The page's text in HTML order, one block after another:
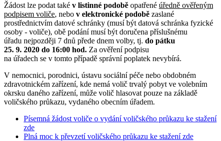
Žádost lze podat také v listinné podobě opatřené úředně ověřeným
podpisem voliče, nebo v elektronické podobě zaslané
prostřednictvím datové schránky (musí být datová schránka fyzické
osoby - voliče), obě podání musí být doručena příslušnému
úřadu nejpozději 7 dnů přede dnem volby, tj. do pátku
25. 9. 2020 do 16:00 hod. Za ověření podpisu
na úřadech se v tomto případě správní poplatek nevybírá.
V nemocnici, porodnici, ústavu sociální péče nebo obdobném
zdravotnickém zařízení, kde nemá volič trvalý pobyt ve volebním
okrsku daného zařízení, může volič hlasovat pouze na základě
voličského průkazu, vydaného obecním úřadem.
Písemná žádost voliče o vydání voličského průkazu ke stažení
zde
Plná moc k převzetí voličského průkazu ke stažení zde